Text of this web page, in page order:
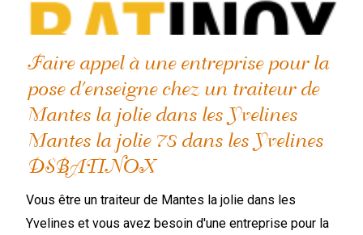
Faire appel à une entreprise pour la
pose d'enseigne chez un traiteur de
Mantes la jolie dans les Yvelines
Mantes la jolie 78 dans les Yvelines
DSBATINOX
Vous être un traiteur de Mantes la jolie dans les
Yvelines et vous avez besoin d'une entreprise pour la